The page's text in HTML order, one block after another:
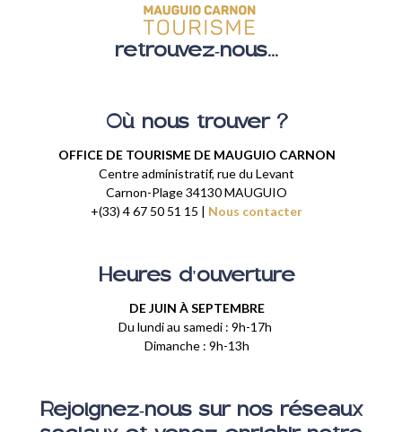
retrouvez-nous...
Où nous trouver ?
OFFICE DE TOURISME DE MAUGUIO CARNON
Centre administratif, rue du Levant
Carnon-Plage 34130 MAUGUIO
+(33) 4 67 50 51 15 | Nous contacter
Heures d'ouverture
DE JUIN À SEPTEMBRE
Du lundi au samedi : 9h-17h
Dimanche : 9h-13h
Rejoignez-nous sur nos réseaux